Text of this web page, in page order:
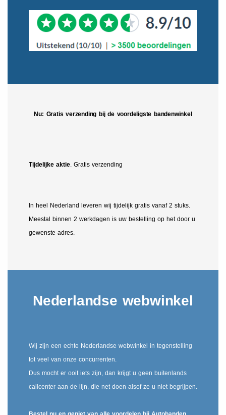
Nu: Gratis verzending bij de voordeligste bandenwinkel
Tijdelijke aktie. Gratis verzending
In heel Nederland leveren wij tijdelijk gratis vanaf 2 stuks.
Meestal binnen 2 werkdagen is uw bestelling op het door u
gewenste adres.
Nederlandse webwinkel
Wij zijn een echte Nederlandse webwinkel in tegenstelling
tot veel van onze concurrenten.
Dus mocht er ooit iets zijn, dan krijgt u geen buitenlands
callcenter aan de lijn, die net doen alsof ze u niet begrijpen.